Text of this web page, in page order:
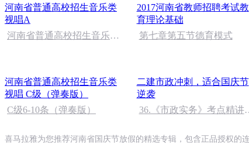
河南省普通高校招生音乐类
视唱A
河南省普通高校招生音乐类
2017河南省教师招聘考试教
育理论基础
第七章第五节德育模式
河南省普通高校招生音乐类
视唱 C级（弹奏版）
C级6-10条（弹奏版）
二建市政冲刺，适合国庆节
逆袭
36.《市政实务》考点精讲
喜马拉雅为您推荐河南省国庆节放假的精选专辑，包含正品授权的